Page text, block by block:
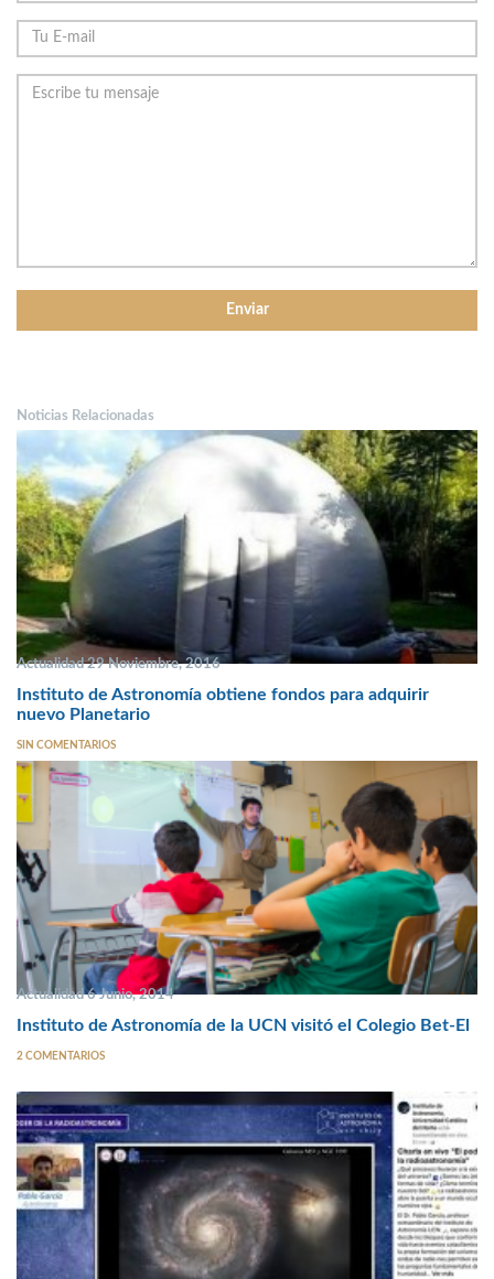
Noticias Relacionadas
Actualidad 29 Noviembre, 2016
Instituto de Astronomía obtiene fondos para adquirir
nuevo Planetario
SIN COMENTARIOS
Actualidad 6 Junio, 2014
Instituto de Astronomía de la UCN visitó el Colegio Bet-El
2 COMENTARIOS